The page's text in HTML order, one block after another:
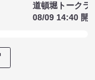
道頓堀トークラ
08/09 14:40 開